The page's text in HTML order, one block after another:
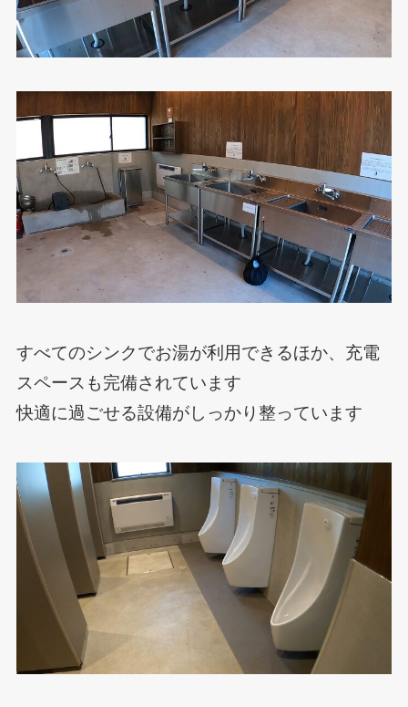
すべてのシンクでお湯が利用できるほか、充電
スペースも完備されています
快適に過ごせる設備がしっかり整っています